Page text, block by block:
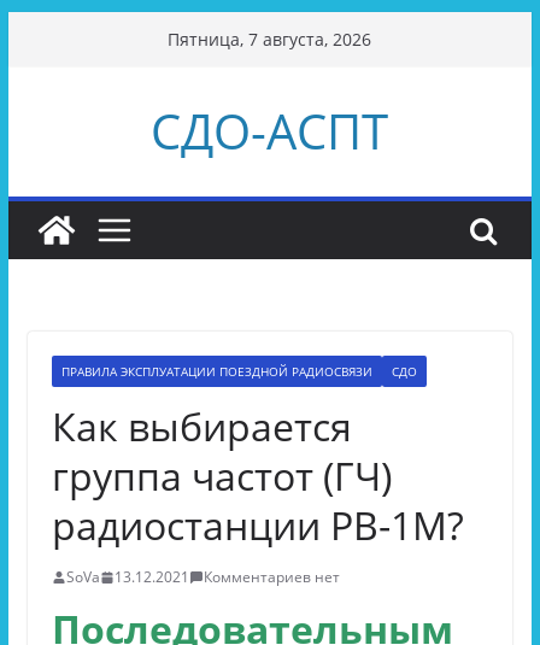
Пятница, 7 августа, 2026
СДО-АСПТ
ПРАВИЛА ЭКСПЛУАТАЦИИ ПОЕЗДНОЙ РАДИОСВЯЗИ СДО
Как выбирается
группа частот (ГЧ)
радиостанции РВ-1М?
SoVa 13.12.2021 Комментариев нет
Последовательным